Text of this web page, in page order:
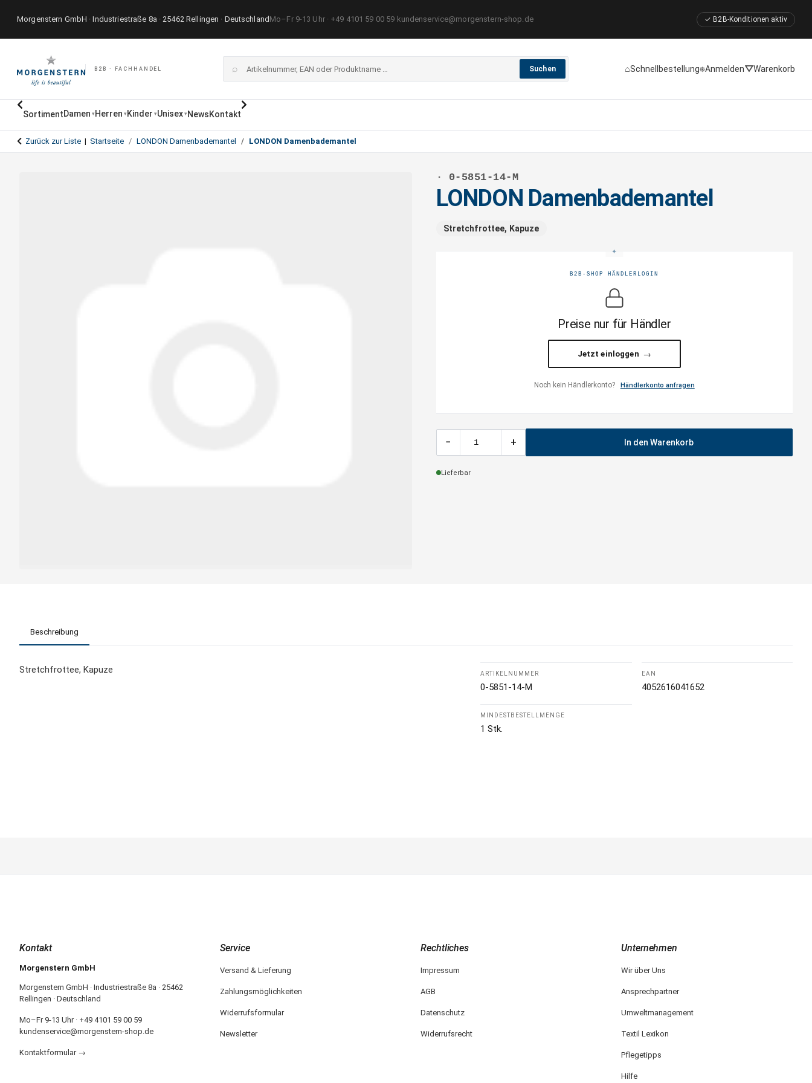
Morgenstern GmbH · Industriestraße 8a · 25462 Rellingen · Deutschland Mo–Fr 9-13 Uhr · +49 4101 59 00 59 kundenservice@morgenstern-shop.de ✓ B2B-Konditionen aktiv
B2B · FACHHANDEL ⌕ Suchen ⌂Schnellbestellung⎈Anmelden⛛Warenkorb
SortimentDamen ▾ Herren ▾ Kinder ▾Unisex ▾ NewsKontakt
Zurück zur Liste Startseite LONDON Damenbademantel LONDON Damenbademantel
· 0-5851-14-M
LONDON Damenbademantel
Stretchfrottee, Kapuze
B2B-SHOP HÄNDLERLOGIN
Preise nur für Händler
Jetzt einloggen
Noch kein Händlerkonto? Händlerkonto anfragen
− + In den Warenkorb
Lieferbar
Beschreibung
Stretchfrottee, Kapuze ARTIKELNUMMER
0-5851-14-M
EAN
4052616041652
MINDESTBESTELLMENGE
1 Stk.
Kontakt
Morgenstern GmbH
Morgenstern GmbH · Industriestraße 8a · 25462
Rellingen · Deutschland
Mo–Fr 9-13 Uhr · +49 4101 59 00 59
kundenservice@morgenstern-shop.de
Kontaktformular →
Service
Versand & Lieferung
Zahlungsmöglichkeiten
Widerrufsformular
Newsletter
Rechtliches
Impressum
AGB
Datenschutz
Widerrufsrecht
Unternehmen
Wir über Uns
Ansprechpartner
Umweltmanagement
Textil Lexikon
Pflegetipps
Hilfe